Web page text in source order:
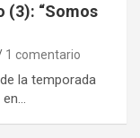
(3): “Somos
1 comentario
la temporada
en…